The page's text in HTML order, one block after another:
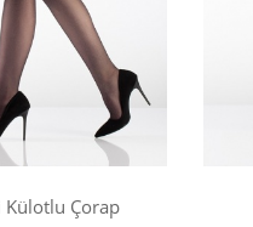
Külotlu Çorap